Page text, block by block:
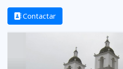
Contactar